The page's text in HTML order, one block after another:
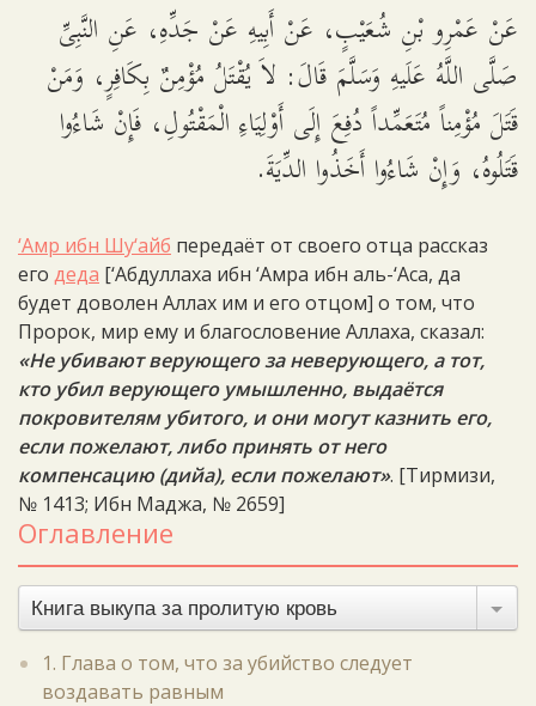
عَنْ عَمْرِو بْنِ شُعَيْبٍ، عَنْ أَبِيهِ عَنْ جَدِّهِ، عَنِ النَّبِىِّ
صَلَّى اللَّهُ عَلَيهِ وَسَلَّمَ قَالَ: لاَ يُقْتَلُ مُؤْمِنٌ بِكَافِرٍ، وَمَنْ
قَتَلَ مُؤْمِناً مُتَعَمِّداً دُفِعَ إِلَى أَوْلِيَاءِ الْمَقْتُولِ، فَإِنْ شَاءُوا
قَتَلُوهُ، وَإِنْ شَاءُوا أَخَذُوا الدِّيَةَ.
‘Амр ибн Шу‘айб передаёт от своего отца рассказ
его деда [‘Абдуллаха ибн ‘Амра ибн аль-‘Аса, да
будет доволен Аллах им и его отцом] о том, что
Пророк, мир ему и благословение Аллаха, сказал:
«Не убивают верующего за неверующего, а тот,
кто убил верующего умышленно, выдаётся
покровителям убитого, и они могут казнить его,
если пожелают, либо принять от него
компенсацию (дийа), если пожелают». [Тирмизи,
№ 1413; Ибн Маджа, № 2659]
Оглавление
Книга выкупа за пролитую кровь
1. Глава о том, что за убийство следует
воздавать равным